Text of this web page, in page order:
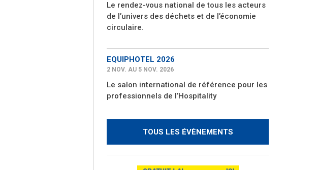
Le rendez-vous national de tous les acteurs
de l’univers des déchets et de l’économie
circulaire.
EQUIPHOTEL 2026
2 NOV. AU 5 NOV. 2026
Le salon international de référence pour les
professionnels de l’Hospitality
TOUS LES ÉVÈNEMENTS